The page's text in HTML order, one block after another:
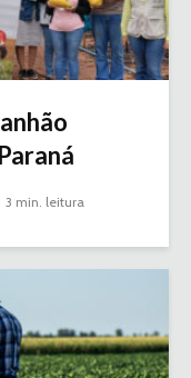
3 min. leitura